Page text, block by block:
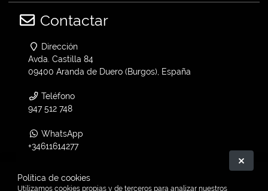
Contactar
Dirección
Avda. Castilla 84
09400 Aranda de Duero (Burgos), España
Teléfono
947 512 748
WhatsApp
+34611614277
info@vtwin.es
Política de cookies
Utilizamos cookies propias y de terceros para analizar nuestros